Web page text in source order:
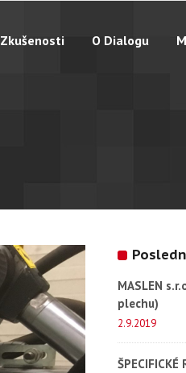
Zkušenosti O Dialogu
MASLEN
plechu)
2.9.2019